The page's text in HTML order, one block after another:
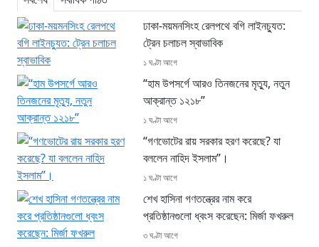
ঢাকা-ময়মনসিংহ রেলপথে বগি লাইনচ্যুত:
ট্রেন চলাচল স্বাভাবিক
১ ঘণ্টা আগে
“হাম উপসর্গে আরও তিনজনের মৃত্যু, নতুন
আক্রান্ত ১২১৮”
১ ঘণ্টা আগে
“গণভোটের রায় সরকার হরণ করেছে? যা
বললেন নাহিদ ইসলাম”।
১ ঘণ্টা আগে
শেখ হাসিনা গণতন্ত্রের নাম করে
প্রতিষ্ঠানগুলো ধ্বংস করেছেন: মির্জা ফখরুল
৩ ঘণ্টা আগে